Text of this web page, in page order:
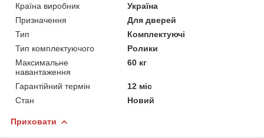
Країна виробник
Україна
Призначення
Для дверей
Тип
Комплектуючі
Тип комплектуючого
Ролики
Максимальне
навантаження
60 кг
Гарантійний термін
12 міс
Стан
Новий
Приховати